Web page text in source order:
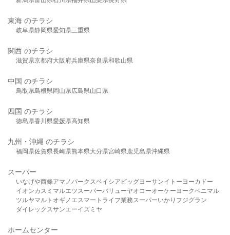
東海 のチラシ
岐阜県静岡県愛知県三重県
関西 のチラシ
滋賀県京都府大阪府兵庫県奈良県和歌山県
中国 のチラシ
鳥取県島根県岡山県広島県山口県
四国 のチラシ
徳島県香川県愛媛県高知県
九州・沖縄 のチラシ
福岡県佐賀県長崎県熊本県大分県宮崎県鹿児島県沖縄県
スーパー
いなげや西條アマノパークスベイシア ビッグヨーサンイトーヨーカドー
イオンカスミ マルエツスーパーバリューヤオコーオーケー ヨークベニマル
ツルヤマルト オギノ エスマート ライフ業務スーパーいかり フジグラン
ダイレックスサンエーイズミヤ
ホームセンター